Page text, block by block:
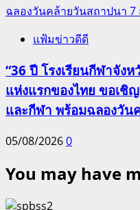
ฉลองวันคล้ายวันสถาปนา 7
แฟ้มข่าวดีดี
“36 ปี โรงเรียนกีฬาจัง
แห่งแรกของไทย ขอเชิ
และกีฬา พร้อมฉลองวัน
05/08/20260
You may have